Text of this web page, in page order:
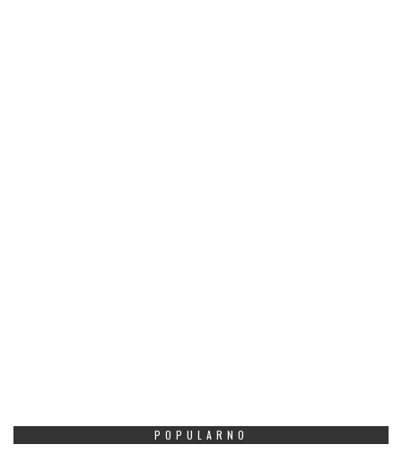
POPULARNO